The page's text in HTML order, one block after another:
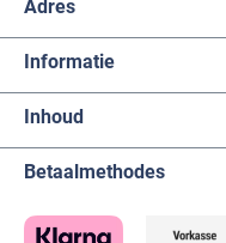
Adres
Informatie
Inhoud
Betaalmethodes